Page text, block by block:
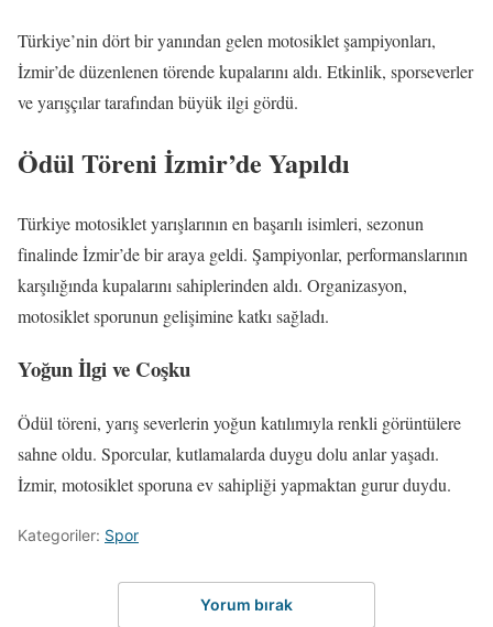
Türkiye’nin dört bir yanından gelen motosiklet şampiyonları,
İzmir’de düzenlenen törende kupalarını aldı. Etkinlik, sporseverler
ve yarışçılar tarafından büyük ilgi gördü.
Ödül Töreni İzmir’de Yapıldı
Türkiye motosiklet yarışlarının en başarılı isimleri, sezonun
finalinde İzmir’de bir araya geldi. Şampiyonlar, performanslarının
karşılığında kupalarını sahiplerinden aldı. Organizasyon,
motosiklet sporunun gelişimine katkı sağladı.
Yoğun İlgi ve Coşku
Ödül töreni, yarış severlerin yoğun katılımıyla renkli görüntülere
sahne oldu. Sporcular, kutlamalarda duygu dolu anlar yaşadı.
İzmir, motosiklet sporuna ev sahipliği yapmaktan gurur duydu.
Kategoriler: Spor
Yorum bırak